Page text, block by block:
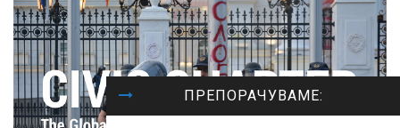
ПРЕПОРАЧУВАМЕ: